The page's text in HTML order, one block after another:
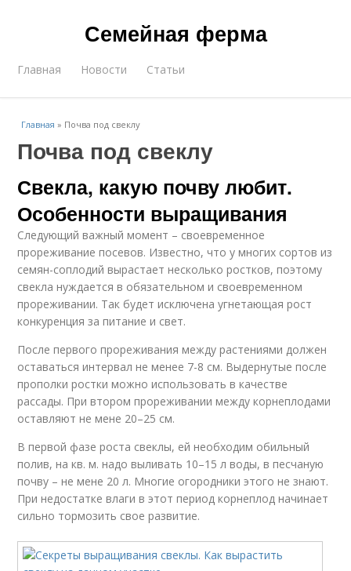
Семейная ферма
Главная Новости Статьи
Главная » Почва под свеклу
Почва под свеклу
Свекла, какую почву любит.
Особенности выращивания
Следующий важный момент – своевременное
прореживание посевов. Известно, что у многих сортов из
семян-соплодий вырастает несколько ростков, поэтому
свекла нуждается в обязательном и своевременном
прореживании. Так будет исключена угнетающая рост
конкуренция за питание и свет.
После первого прореживания между растениями должен
оставаться интервал не менее 7-8 см. Выдернутые после
прополки ростки можно использовать в качестве
рассады. При втором прореживании между корнеплодами
оставляют не мене 20–25 см.
В первой фазе роста свеклы, ей необходим обильный
полив, на кв. м. надо выливать 10–15 л воды, в песчаную
почву – не мене 20 л. Многие огородники этого не знают.
При недостатке влаги в этот период корнеплод начинает
сильно тормозить свое развитие.